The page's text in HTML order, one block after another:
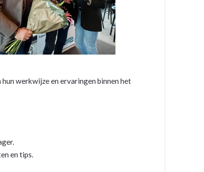
werkwijze en ervaringen binnen het
en tips.